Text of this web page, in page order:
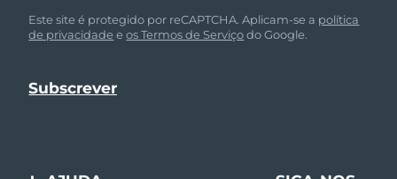
Este site é protegido por reCAPTCHA. Aplicam-se a política
de privacidade eos Termos de Serviçodo Google.